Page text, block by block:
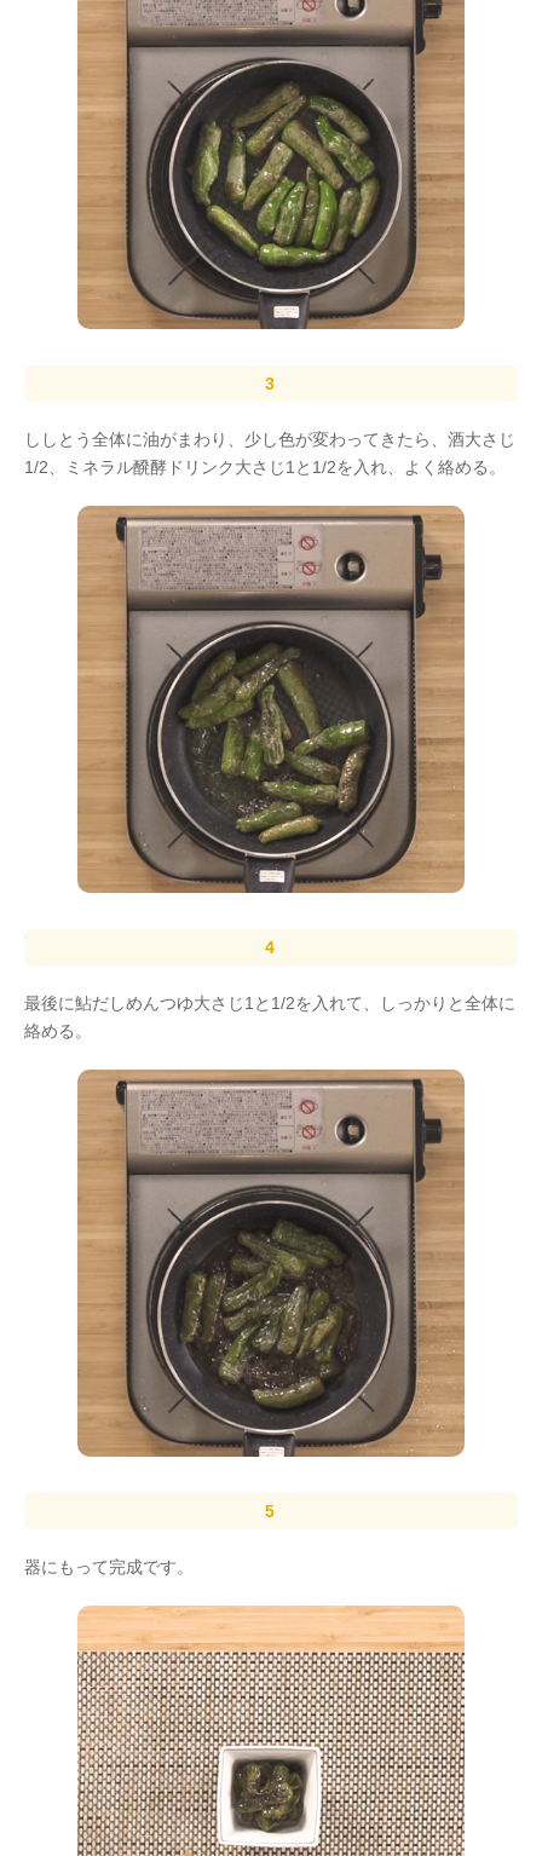
ししとう全体に油がまわり、少し色が変わってきたら、酒大さじ
1/2、ミネラル醗酵ドリンク大さじ1と1/2を入れ、よく絡める。
最後に鮎だしめんつゆ大さじ1と1/2を入れて、しっかりと全体に
絡める。
器にもって完成です。